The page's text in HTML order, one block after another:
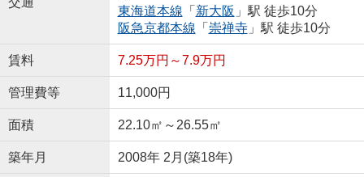
東海道本線 「 新大阪 」駅 徒歩10分
阪急京都本線 「 崇禅寺」駅 徒歩10分
賃料 7.25万円～7.9万円
管理費等 11,000円
面積 22.10㎡～26.55㎡
築年月 2008年 2月(築18年)